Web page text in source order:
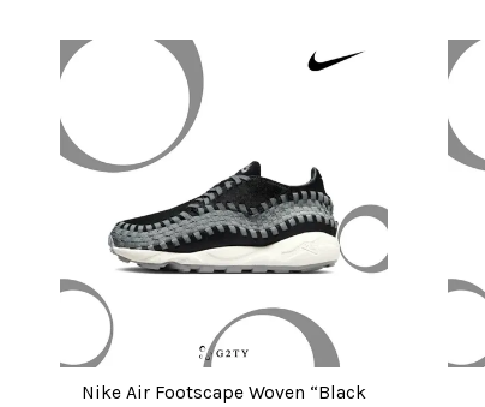
Nike Air Footscape Woven “Black